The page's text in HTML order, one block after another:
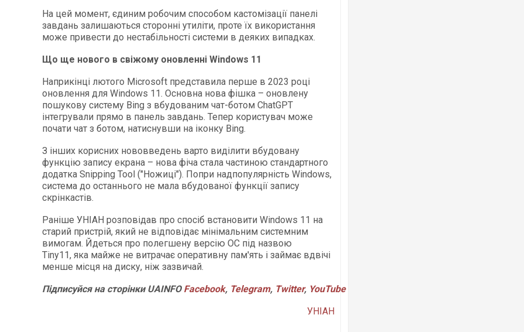
На цей момент, єдиним робочим способом кастомізації панелі
завдань залишаються сторонні утиліти, проте їх використання
може привести до нестабільності системи в деяких випадках.
Що ще нового в свіжому оновленні Windows 11
Наприкінці лютого Microsoft представила перше в 2023 році
оновлення для Windows 11. Основна нова фішка – оновлену
пошукову систему Bing з вбудованим чат-ботом ChatGPT
інтегрували прямо в панель завдань. Тепер користувач може
почати чат з ботом, натиснувши на іконку Bing.
З інших корисних нововведень варто виділити вбудовану
функцію запису екрана – нова фіча стала частиною стандартного
додатка Snipping Tool ("Ножиці"). Попри надпопулярність Windows,
система до останнього не мала вбудованої функції запису
скрінкастів.
Раніше УНІАН розповідав про спосіб встановити Windows 11 на
старий пристрій, який не відповідає мінімальним системним
вимогам. Йдеться про полегшену версію ОС під назвою
Tiny11, яка майже не витрачає оперативну пам'ять і займає вдвічі
менше місця на диску, ніж зазвичай.
Підписуйся на сторінки UAINFO Facebook, Telegram, Twitter, YouTube
УНІАН